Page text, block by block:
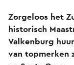
Zorgeloos het
historisch
Valkenburg
van topmerken